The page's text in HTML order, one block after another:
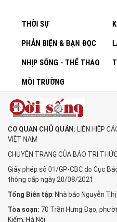
THỜI SỰ
PHẢN BIỆN & BẠN ĐỌC
NHỊP SỐNG - THỂ THAO
MÔI TRƯỜNG
CƠ QUAN CHỦ QUẢN: LIÊN HIỆP
VIỆT NAM
CHUYÊN TRANG CỦA BÁO TRI
Giấy phép số 01/GP-CBC do Cục
thông cấp ngày 20/08/2021
Tổng Biên tập: Nhà báo Nguyễn
Tòa soạn: 70 Trần Hưng Đạo,
Kiếm, Hà Nội